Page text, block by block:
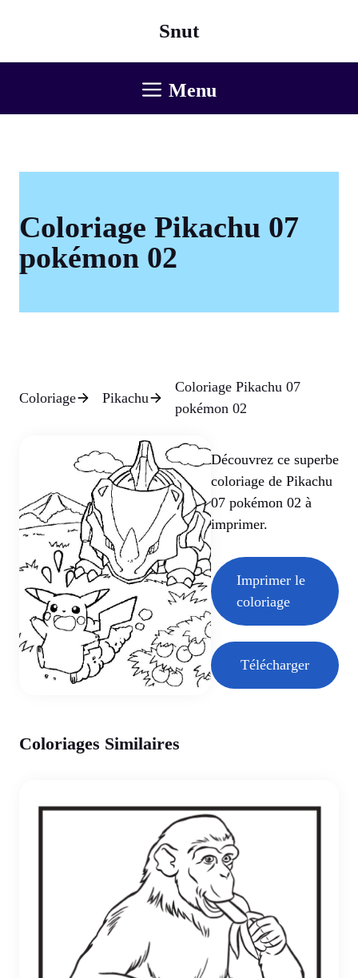
Snut
Menu
Coloriage Pikachu 07
pokémon 02
Coloriage Pikachu
Coloriage Pikachu 07
pokémon 02
Découvrez ce superbe
coloriage de Pikachu
07 pokémon 02 à
imprimer.
Imprimer le
coloriage
Télécharger
Coloriages Similaires